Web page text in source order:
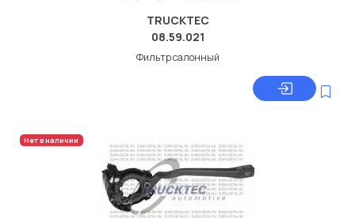
TRUCKTEC
08.59.021
Фильтр салонный
Нет в наличии